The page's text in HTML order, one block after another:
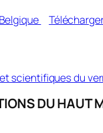
scientifiques du
DU HAUT